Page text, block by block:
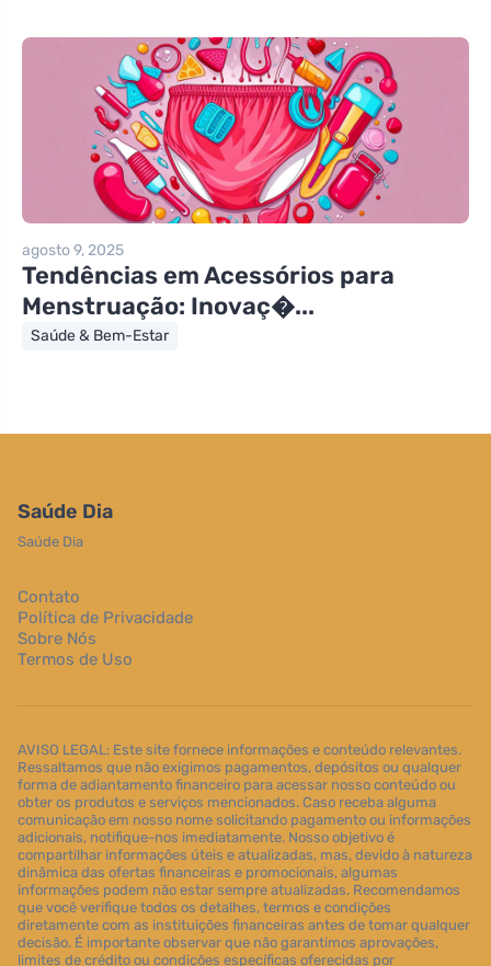
agosto 9, 2025
Tendências em Acessórios para
Menstruação: Inovaç�...
Saúde & Bem-Estar
Saúde Dia
Saúde Dia
Contato
Política de Privacidade
Sobre Nós
Termos de Uso
AVISO LEGAL: Este site fornece informações e conteúdo relevantes.
Ressaltamos que não exigimos pagamentos, depósitos ou qualquer
forma de adiantamento financeiro para acessar nosso conteúdo ou
obter os produtos e serviços mencionados. Caso receba alguma
comunicação em nosso nome solicitando pagamento ou informações
adicionais, notifique-nos imediatamente. Nosso objetivo é
compartilhar informações úteis e atualizadas, mas, devido à natureza
dinâmica das ofertas financeiras e promocionais, algumas
informações podem não estar sempre atualizadas. Recomendamos
que você verifique todos os detalhes, termos e condições
diretamente com as instituições financeiras antes de tomar qualquer
decisão. É importante observar que não garantimos aprovações,
limites de crédito ou condições específicas oferecidas por